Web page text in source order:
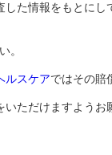
した情報をもとにし
。
ルスケアではその賠
いただけますようお